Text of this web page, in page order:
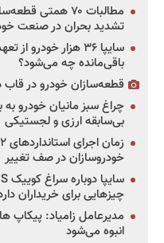
مطالبات ۷۰ همتی
تشدید بحران در صنعت
سایپا ۳۶ هزار
باقی‌مانده چه می‌شود؟
قطعه‌سازان خودرو در
چراغ سبز مانیان خودرو به
بی‌سابقه ارزی و لجستیکی
خودروسازان در صف تغییر
چیزهایی برای خریداران
مدیرعامل زامیاد: پیکاپ
انبوه می‌شود